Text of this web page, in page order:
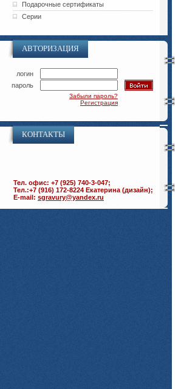
Подарочные сертификаты
Серии
АВТОРИЗАЦИЯ
логин
пароль
Забыли пароль?
Регистрация
КОНТАКТЫ
Тел. офис: +7 (925) 740-3-047;
Тел.:+7 (916) 172-8224 Екатерина (дизайн);
E-mail: sgravury@yandex.ru